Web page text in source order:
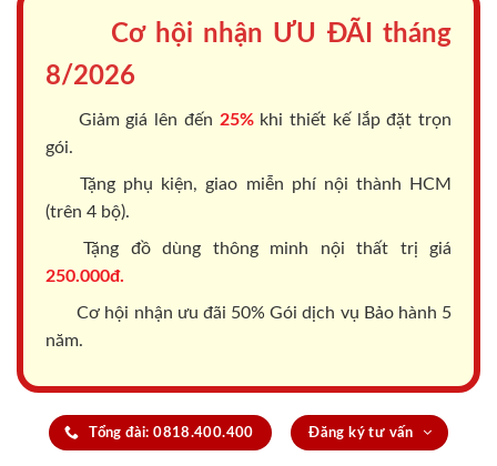
Cơ hội nhận ƯU ĐÃI tháng
8/2026
Giảm giá lên đến 25%khi thiết kế lắp đặt trọn
gói.
Tặng phụ kiện, giao miễn phí nội thành HCM
(trên 4 bộ).
Tặng đồ dùng thông minh nội thất trị giá
250.000đ.
Cơ hội nhận ưu đãi 50% Gói dịch vụ Bảo hành 5
năm.
Tổng đài: 0818.400.400 Đăng ký tư vấn